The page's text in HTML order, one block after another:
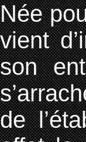
Née
vient
son
de